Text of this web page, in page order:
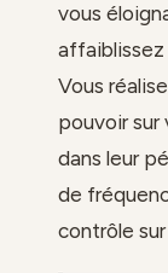
vous
Vous
pouvoir sur
dans leur
de
contrôle